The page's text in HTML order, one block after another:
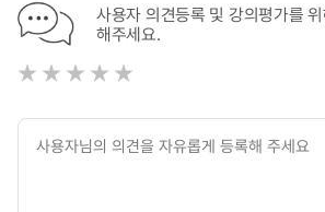
사용자 의견등록 및 강의평가를
해주세요.